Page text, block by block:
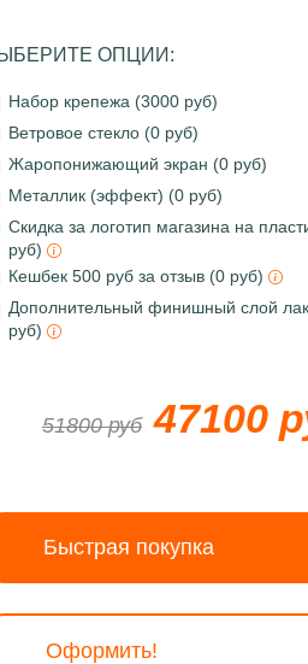
ОПЦИИ:
Набор крепежа (3000 руб)
Ветровое стекло (0 руб)
Жаропонижающий экран (0 руб)
Металлик (эффект) (0 руб)
Скидка за логотип магазина на
руб)
Кешбек 500 руб за отзыв (0 руб)
Дополнительный финишный слой
руб)
51800 руб 47100
Быстрая покупка
Оформить!